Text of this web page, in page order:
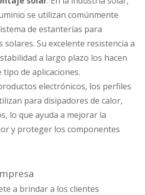
se utilizan comúnmente
de estanterías para
Su excelente resistencia a
a largo plazo los hacen
tipo de aplicaciones.
electrónicos, los perfiles
para disipadores de calor,
lo que ayuda a mejorar la
y proteger los componentes
a brindar a los clientes